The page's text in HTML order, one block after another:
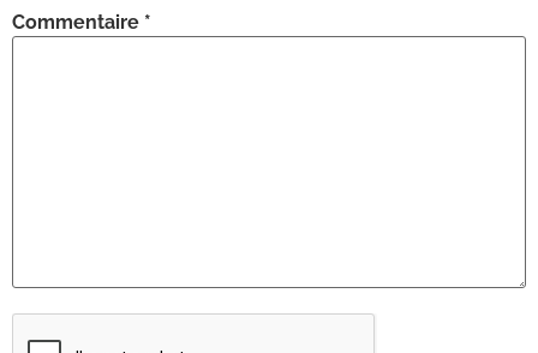
Commentaire *